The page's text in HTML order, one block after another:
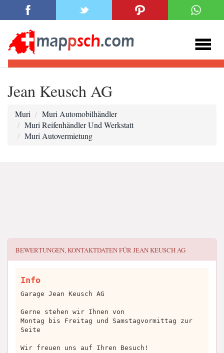
Jean Keusch AG
Muri
Muri Automobilhändler
Muri Reifenhändler Und Werkstatt
Muri Autovermietung
BEWERTUNGEN, KONTAKTDATEN FÜRJEAN KEUSCH AG
Info
Garage Jean Keusch AG
Gerne stehen wir Ihnen von
Montag bis Freitag und Samstagvormittag zur
Seite
Wir freuen uns auf Ihren Besuch!